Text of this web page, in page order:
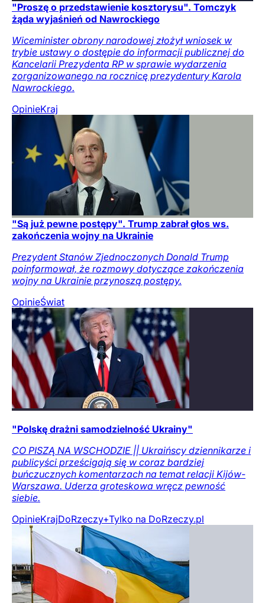
"Proszę o przedstawienie kosztorysu". Tomczyk
żąda wyjaśnień od Nawrockiego
Wiceminister obrony narodowej złożył wniosek w
trybie ustawy o dostępie do informacji publicznej do
Kancelarii Prezydenta RP w sprawie wydarzenia
zorganizowanego na rocznicę prezydentury Karola
Nawrockiego.
OpinieKraj
"Są już pewne postępy". Trump zabrał głos ws.
zakończenia wojny na Ukrainie
Prezydent Stanów Zjednoczonych Donald Trump
poinformował, że rozmowy dotyczące zakończenia
wojny na Ukrainie przynoszą postępy.
OpinieŚwiat
"Polskę drażni samodzielność Ukrainy"
CO PISZĄ NA WSCHODZIE || Ukraińscy dziennikarze i
publicyści prześcigają się w coraz bardziej
buńczucznych komentarzach na temat relacji Kijów-
Warszawa. Uderza groteskowa wręcz pewność
siebie.
OpinieKrajDoRzeczy+Tylko na DoRzeczy.pl